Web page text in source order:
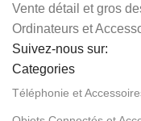
Vente détail et gros
Ordinateurs et
Suivez-nous sur:
Categories
Téléphonie et